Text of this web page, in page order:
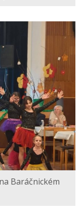
Baráčnickém